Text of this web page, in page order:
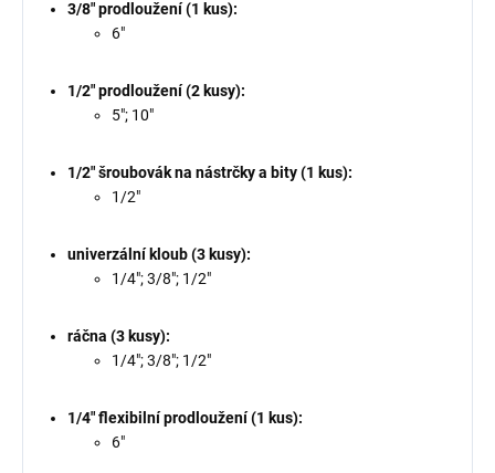
3/8" prodloužení (1 kus):
6"
1/2" prodloužení (2 kusy):
5"; 10"
1/2" šroubovák na nástrčky a bity (1 kus):
1/2"
univerzální kloub (3 kusy):
1/4"; 3/8"; 1/2"
ráčna (3 kusy):
1/4"; 3/8"; 1/2"
1/4" flexibilní prodloužení (1 kus):
6"